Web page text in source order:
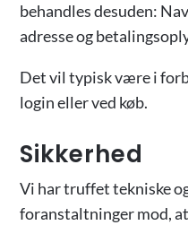
behandles desuden:
adresse og
Det vil typisk være i
login eller ved køb.
Sikkerhed
Vi har truffet tekniske
foranstaltninger mod,